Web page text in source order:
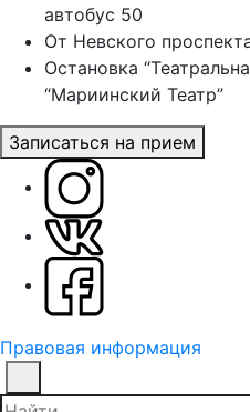
автобус 50
От Невского
Остановка
“Мариинский Театр”
Записаться на прием
Правовая информация